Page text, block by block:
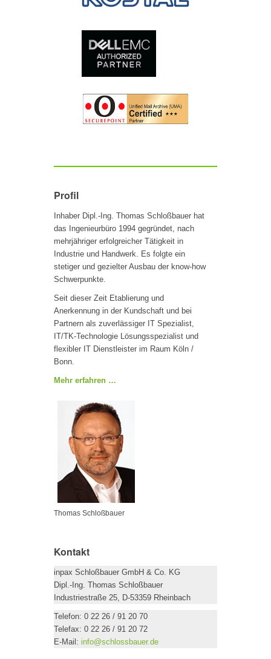
Profil
Inhaber Dipl.-Ing. Thomas Schloßbauer hat
das Ingenieurbüro 1994 gegründet, nach
mehrjähriger erfolgreicher Tätigkeit in
Industrie und Handwerk. Es folgte ein
stetiger und gezielter Ausbau der know-how
Schwerpunkte.
Seit dieser Zeit Etablierung und
Anerkennung in der Kundschaft und bei
Partnern als zuverlässiger IT Spezialist,
IT/TK-Technologie Lösungsspezialist und
flexibler IT Dienstleister im Raum Köln /
Bonn.
Mehr erfahren …
Thomas Schloßbauer
Kontakt
inpax Schloßbauer GmbH & Co. KG
Dipl.-Ing. Thomas Schloßbauer
Industriestraße 25, D-53359 Rheinbach
Telefon: 0 22 26 / 91 20 70
Telefax: 0 22 26 / 91 20 72
E-Mail: info@schlossbauer.de